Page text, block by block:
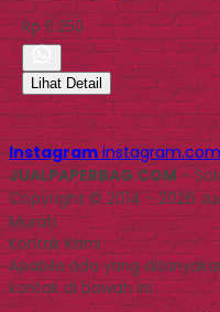
Rp 6.250
Lihat Detail
Instagram
JUALPAPERBAG.COM-
Copyright © 2014 - 2026
Murah
Kontak Kami
Apabila ada yang
kontak di bawah ini.